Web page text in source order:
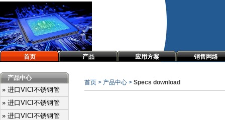
首页 产品 应用方案 销售网络
产品中心
» 进口VICI不锈钢管
» 进口VICI不锈钢管
» 进口VICI不锈钢管
首页 > 产品中心 > Specs download